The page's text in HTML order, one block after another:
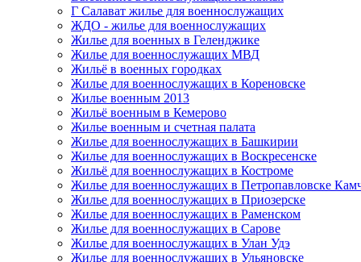
Г Салават жилье для военнослужащих
ЖДО - жилье для военнослужащих
Жилье для военных в Геленджике
Жилье для военнослужащих МВД
Жильё в военных городках
Жилье для военнослужащих в Кореновске
Жилье военным 2013
Жильё военным в Кемерово
Жилье военным и счетная палата
Жилье для военнослужащих в Башкирии
Жилье для военнослужащих в Воскресенске
Жильё для военнослужащих в Костроме
Жилье для военнослужащих в Петропавловске
Жилье для военнослужащих в Приозерске
Жилье для военнослужащих в Раменском
Жилье для военнослужащих в Сарове
Жилье для военнослужащих в Улан Удэ
Жилье для военнослужащих в Ульяновске